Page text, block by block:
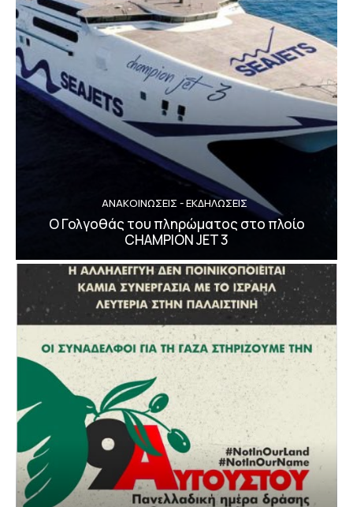
ΑΝΑΚΟΙΝΩΣΕΙΣ - ΕΚΔΗΛΩΣΕΙΣ
Ο Γολγοθάς του πληρώματος στο πλοίο
CHAMPION JET 3